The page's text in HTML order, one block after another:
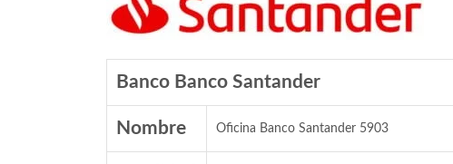
Banco Banco Santander
Nombre Oficina Banco Santander 5903